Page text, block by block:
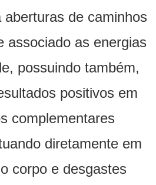
aberturas de caminhos
associado as energias
possuindo também,
positivos em
complementares
diretamente em
corpo e desgastes